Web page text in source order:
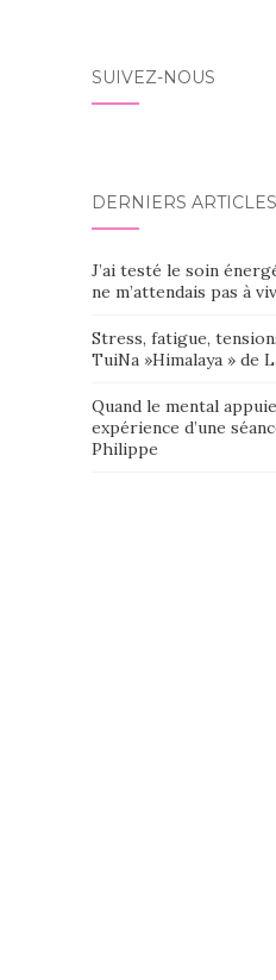
SUIVEZ-NOUS
DERNIERS ARTICLES
J’ai testé le soin
ne m’attendais pas à
Stress, fatigue,
TuiNa »Himalaya » de
Quand le mental
expérience d’une
Philippe